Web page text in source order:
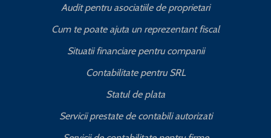
Audit pentru asociatiile de proprietari
Cum te poate ajuta un reprezentant fiscal
Situatii financiare pentru companii
Contabilitate pentru SRL
Statul de plata
Servicii prestate de contabili autorizati